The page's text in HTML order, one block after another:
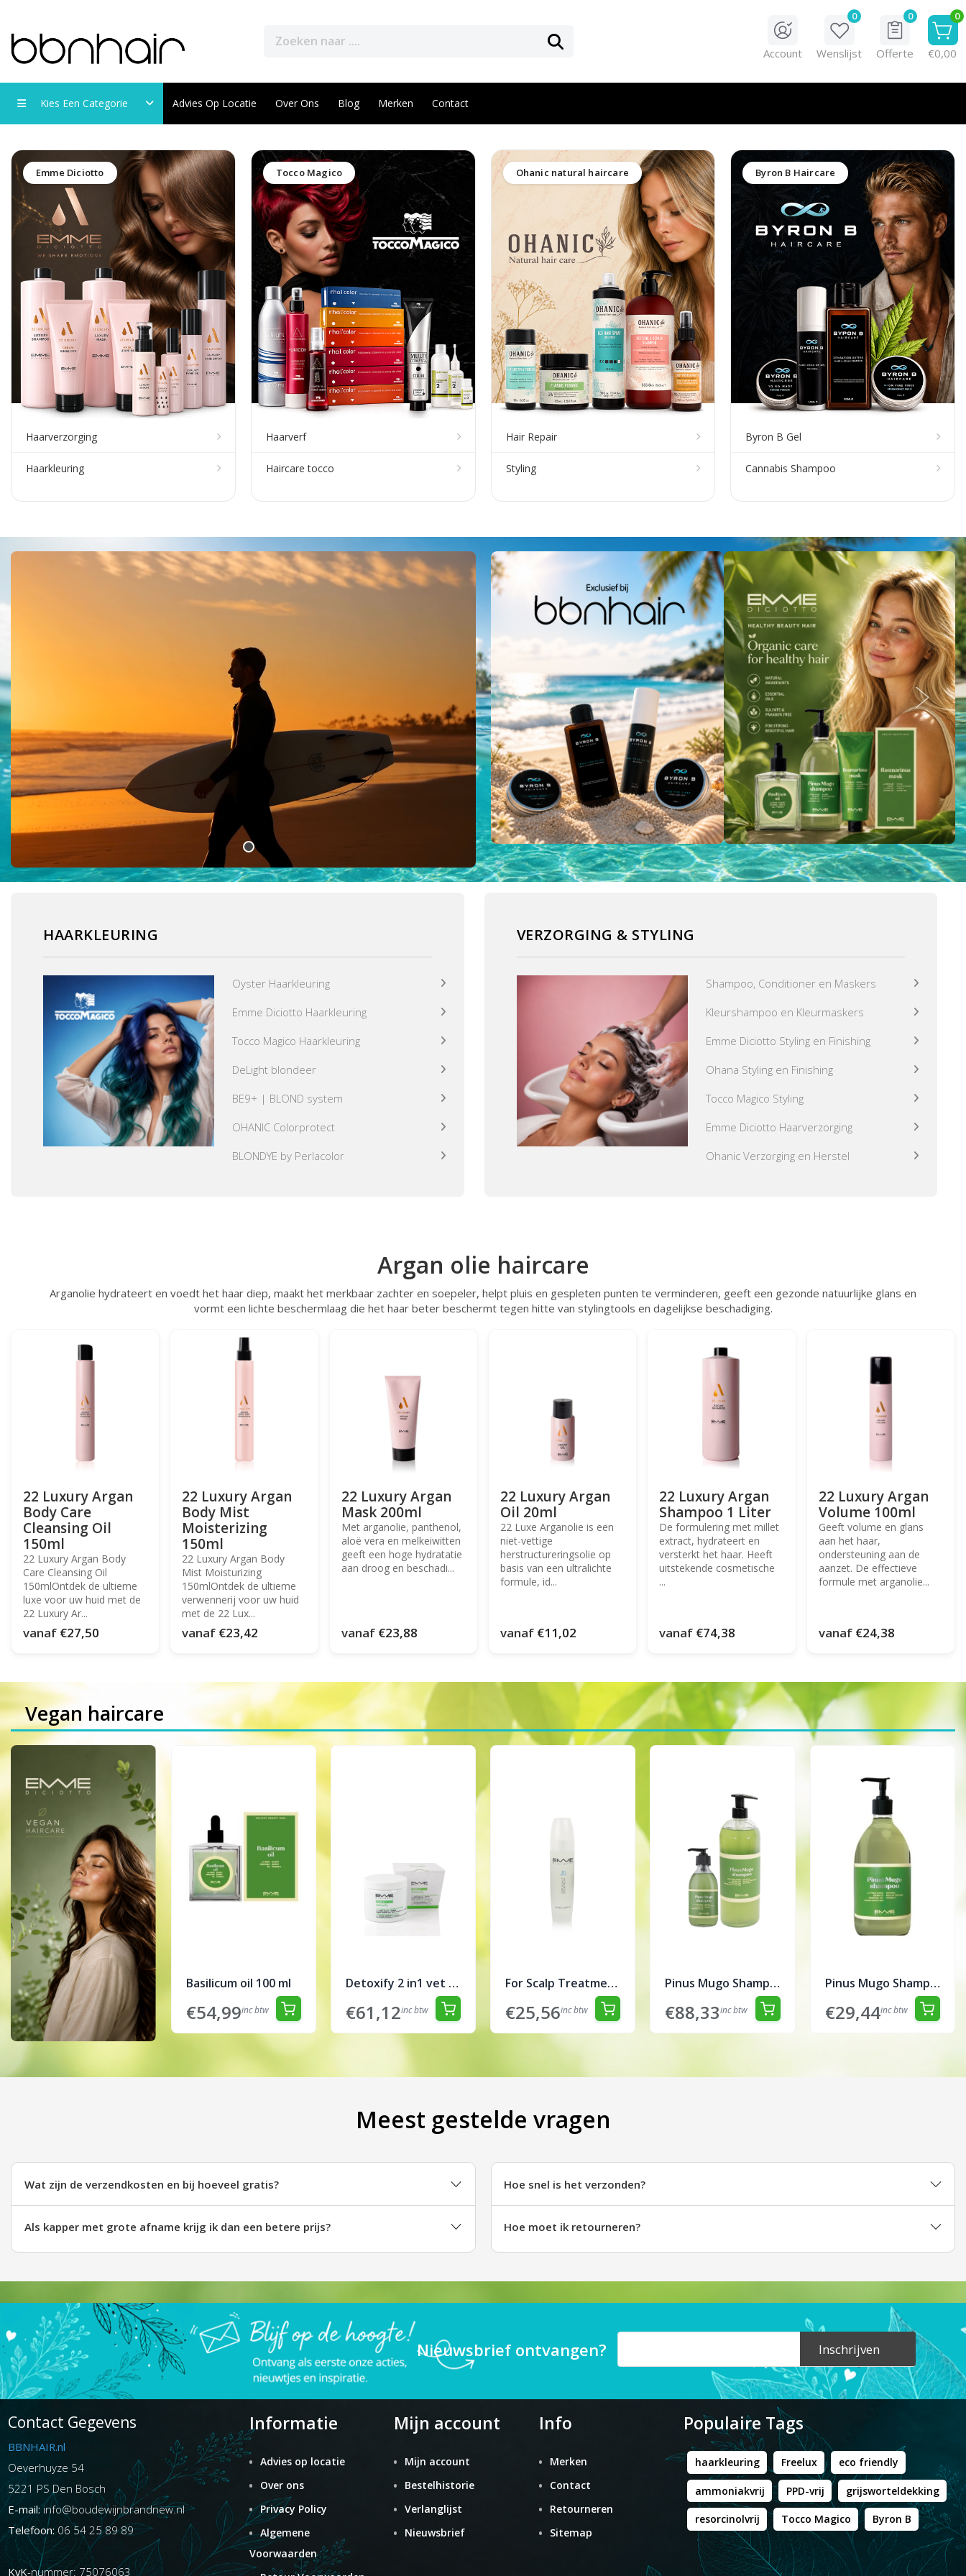
0
€0,00
0
Offerte
0
Wenslijst
Account
Kies Een Categorie Advies Op Locatie Over Ons Blog Merken Contact
Emme Diciotto
Haarverzorging
Haarkleuring
Tocco Magico
Haarverf
Haircare tocco
Ohanic natural haircare
Hair Repair
Styling
Byron B Haircare
Byron B Gel
Cannabis Shampoo
HAARKLEURING
Oyster Haarkleuring
Emme Diciotto Haarkleuring
Tocco Magico Haarkleuring
DeLight blondeer
BE9+ | BLOND system
OHANIC Colorprotect
BLONDYE by Perlacolor
VERZORGING & STYLING
Shampoo, Conditioner en Maskers
Kleurshampoo en Kleurmaskers
Emme Diciotto Styling en Finishing
Ohana Styling en Finishing
Tocco Magico Styling
Emme Diciotto Haarverzorging
Ohanic Verzorging en Herstel
Argan olie haircare
Arganolie hydrateert en voedt het haar diep, maakt het merkbaar zachter en soepeler, helpt pluis en gespleten punten te verminderen, geeft een gezonde natuurlijke glans en
vormt een lichte beschermlaag die het haar beter beschermt tegen hitte van stylingtools en dagelijkse beschadiging.
22 Luxury Argan
Body Care
Cleansing Oil
150ml
22 Luxury Argan Body
Care Cleansing Oil
150mlOntdek de ultieme
luxe voor uw huid met de
22 Luxury Ar...
vanaf €27,50
22 Luxury Argan
Body Mist
Moisterizing
150ml
22 Luxury Argan Body
Mist Moisturizing
150mlOntdek de ultieme
verwennerij voor uw huid
met de 22 Lux...
vanaf €23,42
22 Luxury Argan
Mask 200ml
Met arganolie, panthenol,
aloë vera en melkeiwitten
geeft een hoge hydratatie
aan droog en beschadi...
vanaf €23,88
22 Luxury Argan
Oil 20ml
22 Luxe Arganolie is een
niet-vettige
herstructureringsolie op
basis van een ultralichte
formule, id...
vanaf €11,02
22 Luxury Argan
Shampoo 1 Liter
De formulering met millet
extract, hydrateert en
versterkt het haar. Heeft
uitstekende cosmetische
...
vanaf €74,38
22 Luxury Argan
Volume 100ml
Geeft volume en glans
aan het haar,
ondersteuning aan de
aanzet. De effectieve
formule met arganolie...
vanaf €24,38
Vegan haircare
Basilicum oil 100 ml
€54,99inc btw
Detoxify 2 in1 vet regulerende treatment 200ml
€61,12inc btw
For Scalp Treatment 100ml
€25,56inc btw
Pinus Mugo Shampoo 1 liter ex. pomp
€88,33inc btw
Pinus Mugo Shampoo 250 ml
€29,44inc btw
Meest gestelde vragen
Wat zijn de verzendkosten en bij hoeveel gratis?
Als kapper met grote afname krijg ik dan een betere prijs?
Hoe snel is het verzonden?
Hoe moet ik retourneren?
Nieuwsbrief ontvangen? Inschrijven
Contact Gegevens
BBNHAIR.nl
Oeverhuyze 54
5221 PS Den Bosch
E-mail:info@boudewijnbrandnew.nl
Telefoon:06 54 25 89 89
KvK-nummer: 75076063
Informatie
Advies op locatie
Over ons
Privacy Policy
Algemene
Voorwaarden
Mijn account
Mijn account
Bestelhistorie
Verlanglijst
Nieuwsbrief
Info
Merken
Contact
Retourneren
Sitemap
Populaire Tags
haarkleuring Freelux eco friendly
ammoniakvrij PPD-vrij grijsworteldekking
resorcinolvrij Tocco Magico Byron B